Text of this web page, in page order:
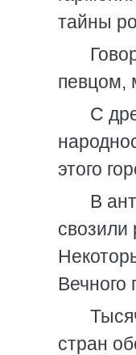
тайны
певцом,
С
этого
В
свозили
Вечного
стран